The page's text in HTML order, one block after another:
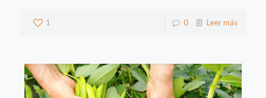
1 0 Leer más